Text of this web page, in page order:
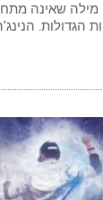
מילה שאינה
הגדולות.